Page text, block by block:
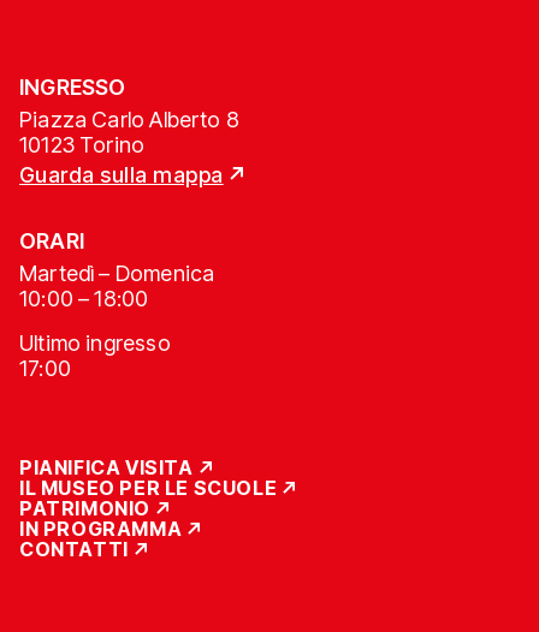
INGRESSO
Piazza Carlo Alberto 8
10123 Torino
Guarda sulla mappa
ORARI
Martedì – Domenica
10:00 – 18:00
Ultimo ingresso
17:00
PIANIFICA VISITA
IL MUSEO PER LE SCUOLE
PATRIMONIO
IN PROGRAMMA
CONTATTI